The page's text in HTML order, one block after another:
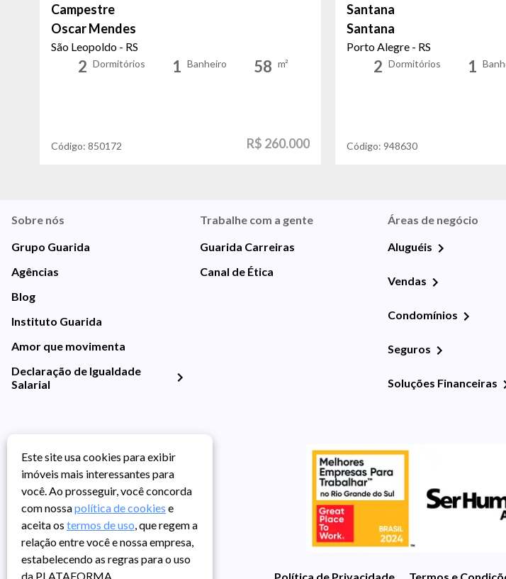
Campestre
Oscar Mendes
São Leopoldo - RS
2 Dormitórios 1 Banheiro 58 m²
Código: 850172 R$ 260.000
Santana
Santana
Porto Alegre - RS
2 Dormitórios 1
Código:948630
Sobre nós
Grupo Guarida
Agências
Blog
Instituto Guarida
Amor que movimenta
Declaração de Igualdade
Salarial
Trabalhe com a gente
Guarida Carreiras
Canal de Ética
Áreas de negócio
Aluguéis
Vendas
Condomínios
Seguros
Soluções Financeiras
Política de Privacidade Termos e
Este site usa cookies para exibir
imóveis mais interessantes para
você. Ao prosseguir, você concorda
com nossapolítica de cookies e
aceita os termos de uso, que regem a
relação entre você e nossa empresa,
estabelecendo as regras para o uso
da PLATAFORMA.